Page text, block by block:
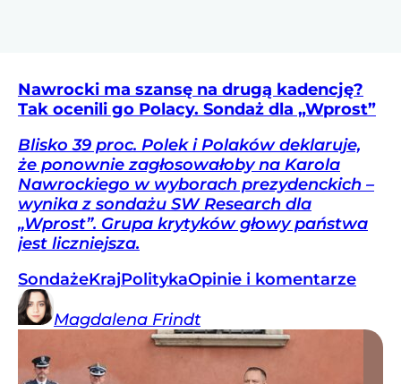
Nawrocki ma szansę na drugą kadencję?
Tak ocenili go Polacy. Sondaż dla „Wprost”
Blisko 39 proc. Polek i Polaków deklaruje,
że ponownie zagłosowałoby na Karola
Nawrockiego w wyborach prezydenckich –
wynika z sondażu SW Research dla
„Wprost”. Grupa krytyków głowy państwa
jest liczniejsza.
SondażeKrajPolitykaOpinie i komentarze
Magdalena Frindt